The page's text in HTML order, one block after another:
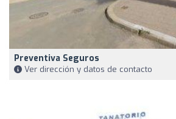
Preventiva Seguros
Ver dirección y datos de contacto